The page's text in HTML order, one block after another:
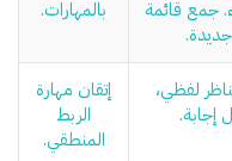
جمع قائمة
بالمهارات.
تناظر لفظي،
إجابة.
إتقان مهارة
الربط
المنطقي.